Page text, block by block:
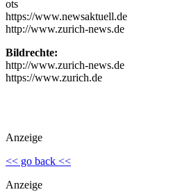
ots
https://www.newsaktuell.de
http://www.zurich-news.de
Bildrechte:
http://www.zurich-news.de
https://www.zurich.de
Anzeige
<< go back <<
Anzeige